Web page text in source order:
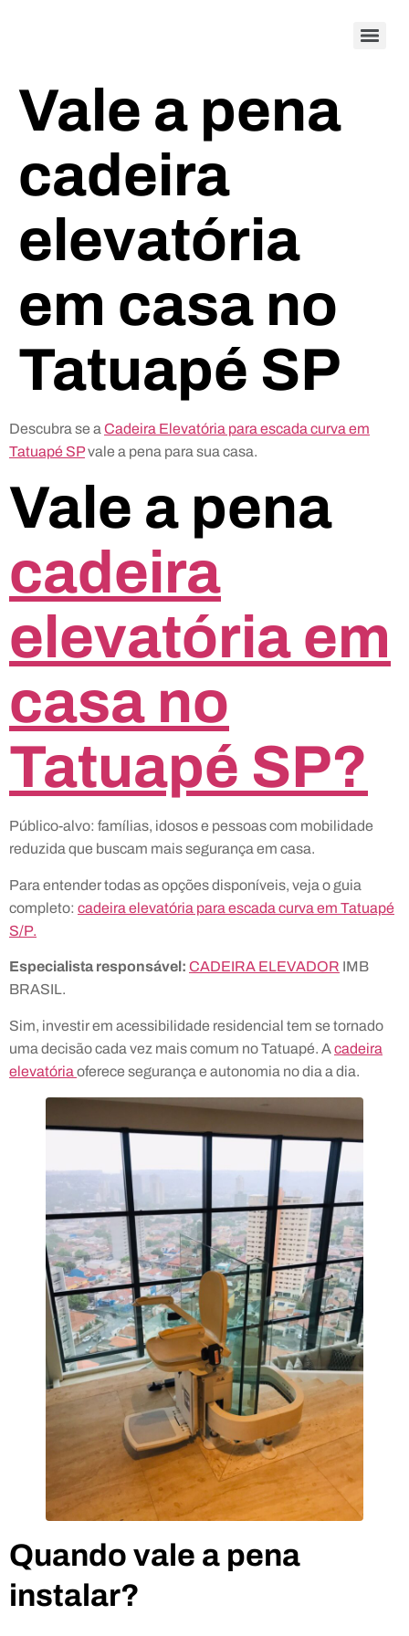
Vale a pena
cadeira
elevatória
em casa no
Tatuapé SP
Descubra se a Cadeira Elevatória para escada curva em
Tatuapé SPvale a pena para sua casa.
Vale a pena
cadeira
elevatória em
casa no
Tatuapé SP?
Público-alvo: famílias, idosos e pessoas com mobilidade
reduzida que buscam mais segurança em casa.
Para entender todas as opções disponíveis, veja o guia
completo: cadeira elevatória para escada curva em Tatuapé
S/P.
Especialista responsável: CADEIRA ELEVADOR IMB
BRASIL.
Sim, investir em acessibilidade residencial tem se tornado
uma decisão cada vez mais comum no Tatuapé. Acadeira
elevatória oferece segurança e autonomia no dia a dia.
Quando vale a pena
instalar?